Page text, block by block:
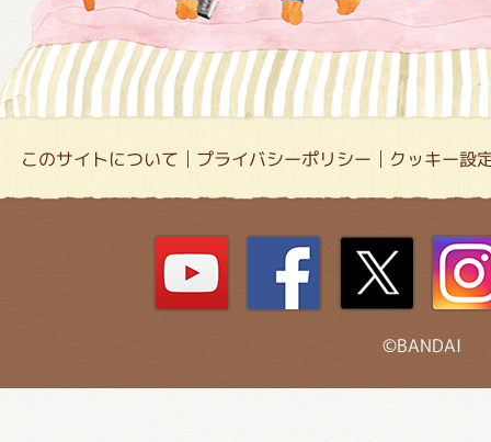
このサイトについて プライバシーポリシー クッキー設
©BANDAI